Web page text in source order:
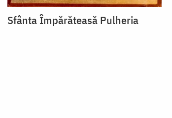
Sfânta Împărăteasă Pulheria